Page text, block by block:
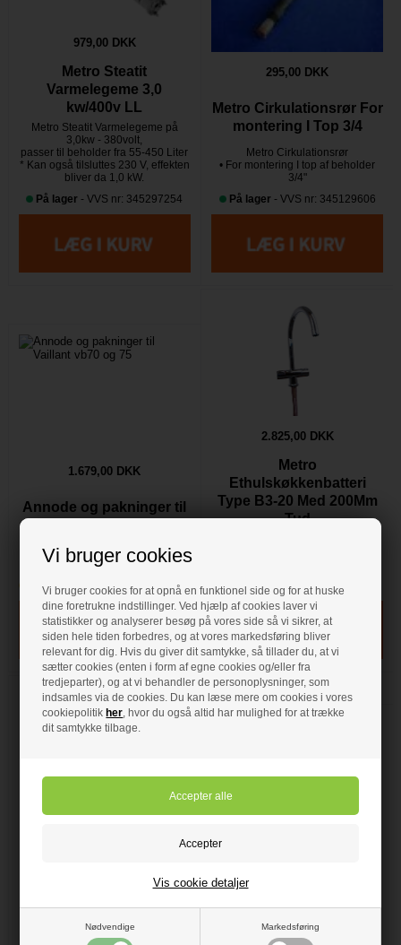
Vi bruger cookies
Vi bruger cookies for at opnå en funktionel side og for at huske
dine foretrukne indstillinger. Ved hjælp af cookies laver vi
statistikker og analyserer besøg på vores side så vi sikrer, at
siden hele tiden forbedres, og at vores markedsføring bliver
relevant for dig. Hvis du giver dit samtykke, så tillader du, at vi
sætter cookies (enten i form af egne cookies og/eller fra
tredjeparter), og at vi behandler de personoplysninger, som
indsamles via de cookies. Du kan læse mere om cookies i vores
cookiepolitikher , hvor du også altid har mulighed for at trække
dit samtykke tilbage.
Nødvendige Markedsføring
Vis cookie detaljer
979,00 DKK
Metro Steatit
Varmelegeme 3,0
kw/400v LL
Metro Steatit Varmelegeme på
3,0kw - 380volt,
passer til beholder fra 55-450 Liter
* Kan også tilsluttes 230 V, effekten
bliver da 1,0 kW.
På lager - VVS nr: 345297254
295,00 DKK
Metro Cirkulationsrør For
montering I Top 3/4
Metro Cirkulationsrør
• For montering I top af beholder
3/4"
På lager - VVS nr: 345129606
1.679,00 DKK
Annode og pakninger til
Annode og pakninger til Vaillant
vb70 og 75 CB 70
Forudbestil- VVS nr: 342399208
2.825,00 DKK
Metro
Ethulskøkkenbatteri
Type B3-20 Med 200Mm
Tud
På lager - VVS nr: 345236004
Metro flangepakning 55-
METRO FLANGEPAKNING
Pakning, gummi Ø150 120,5X97,5.
300 liter